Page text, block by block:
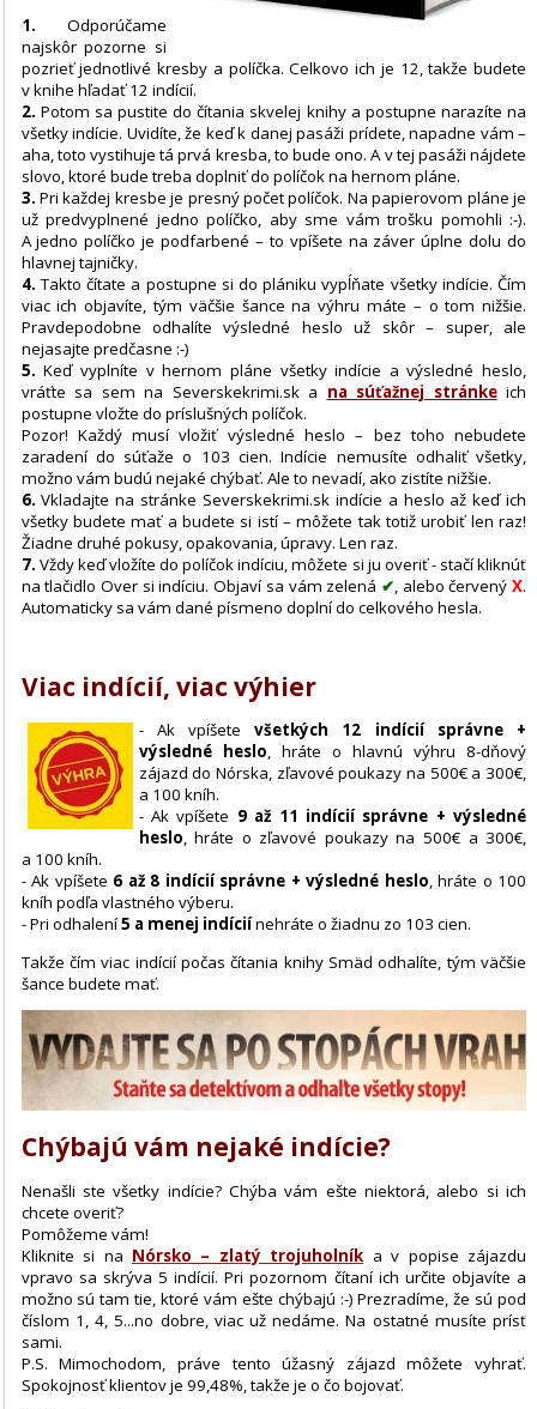
1.Odporúčame
najskôr pozorne si
pozrieť jednotlivé kresby a políčka. Celkovo ich je 12, takže budete
v knihe hľadať 12 indícií.
2. Potom sa pustite do čítania skvelej knihy a postupne narazíte na
všetky indície. Uvidíte, že keď k danej pasáži prídete, napadne vám –
aha, toto vystihuje tá prvá kresba, to bude ono. A v tej pasáži nájdete
slovo, ktoré bude treba doplniť do políčok na hernom pláne.
3. Pri každej kresbe je presný počet políčok. Na papierovom pláne je
už predvyplnené jedno políčko, aby sme vám trošku pomohli :-).
A jedno políčko je podfarbené – to vpíšete na záver úplne dolu do
hlavnej tajničky.
4.Takto čítate a postupne si do plániku vypĺňate všetky indície. Čím
viac ich objavíte, tým väčšie šance na výhru máte – o tom nižšie.
Pravdepodobne odhalíte výsledné heslo už skôr – super, ale
nejasajte predčasne :-)
5. Keď vyplníte v hernom pláne všetky indície a výsledné heslo,
vráťte sa sem na Severskekrimi.sk a na súťažnej stránkeich
postupne vložte do príslušných políčok.
Pozor! Každý musí vložiť výsledné heslo – bez toho nebudete
zaradení do súťaže o 103 cien. Indície nemusíte odhaliť všetky,
možno vám budú nejaké chýbať. Ale to nevadí, ako zistíte nižšie.
6. Vkladajte na stránke Severskekrimi.sk indície a heslo až keď ich
všetky budete mať a budete si istí – môžete tak totiž urobiť len raz!
Žiadne druhé pokusy, opakovania, úpravy. Len raz.
7. Vždy keď vložíte do políčok indíciu, môžete si ju overiť - stačí kliknúť
na tlačidlo Over si indíciu. Objaví sa vám zelená ✔ , alebo červenýX.
Automaticky sa vám dané písmeno doplní do celkového hesla.
Viac indícií, viac výhier
- Ak vpíšetevšetkých 12 indícií správne +
výsledné heslo, hráte o hlavnú výhru 8-dňový
zájazd do Nórska, zľavové poukazy na 500€ a 300€,
a 100 kníh.
- Ak vpíšete 9 až 11 indícií správne + výsledné
heslo, hráte o zľavové poukazy na 500€ a 300€,
a 100 kníh.
- Ak vpíšete 6 až 8 indícií správne + výsledné heslo, hráte o 100
kníh podľa vlastného výberu.
- Pri odhalení5 a menej indíciínehráte o žiadnu zo 103 cien.
Takže čím viac indícií počas čítania knihy Smäd odhalíte, tým väčšie
šance budete mať.
Chýbajú vám nejaké indície?
Nenašli ste všetky indície? Chýba vám ešte niektorá, alebo si ich
chcete overiť?
Pomôžeme vám!
Kliknite si na Nórsko – zlatý trojuholník a v popise zájazdu
vpravo sa skrýva 5 indícií. Pri pozornom čítaní ich určite objavíte a
možno sú tam tie, ktoré vám ešte chýbajú :-) Prezradíme, že sú pod
číslom 1, 4, 5...no dobre, viac už nedáme. Na ostatné musíte prísť
sami.
P.S. Mimochodom, práve tento úžasný zájazd môžete vyhrať.
Spokojnosť klientov je 99,48%, takže je o čo bojovať.